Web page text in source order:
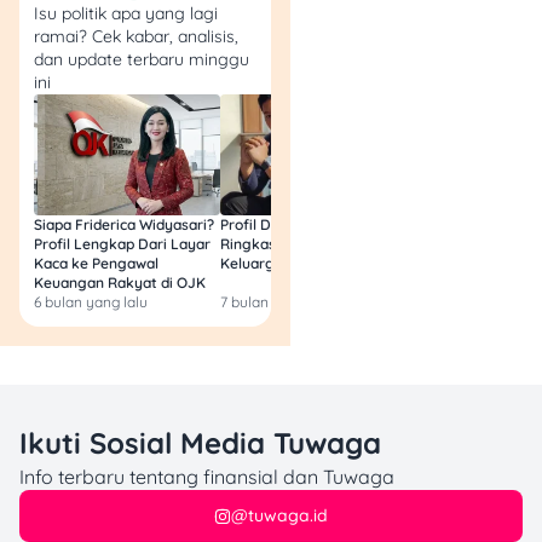
Di beranda, pilih
Pulsa, Tagihan &
Tiket > Lihat Semua.
Pilih menu Angsuran
Kredit.
Cari dan pilih Adira
Finance.
Masukkan 12 digit
nomor kontrak, lalu
klik Lihat Tagihan.
Cek detail angsuran,
jika sudah sesuai klik
Lanjutkan.
Buka aplikasi Gojek,
pilih menuGo
Bayar &
Isu politik apa yang lagi
ramai? Cek kabar, analisis,
dan update terbaru minggu
ini
Siapa Friderica Widyasari?
Profil Lengkap Dari Layar
Kaca ke Pengawal
Keuangan Rakyat di OJK
6 bulan yang lalu
Profil Darma Mangkuluhur:
Ringkas Latar Belakang
Keluarga dan Bisnisnya
7 bulan yang lalu
Ikuti Sosial Media Tuwaga
Info terbaru tentang finansial dan Tuwaga
@tuwaga.id